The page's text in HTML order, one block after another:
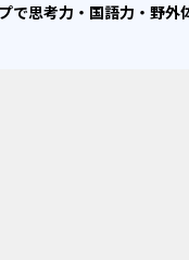
で思考力・国語力・野外